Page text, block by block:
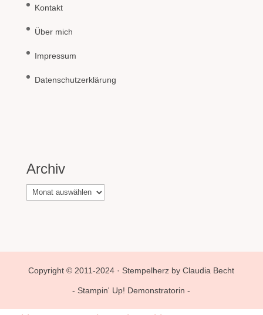
Kontakt
Über mich
Impressum
Datenschutzerklärung
Archiv
Archiv
Copyright © 2011-2024 · Stempelherz by Claudia Becht
- Stampin' Up! Demonstratorin -